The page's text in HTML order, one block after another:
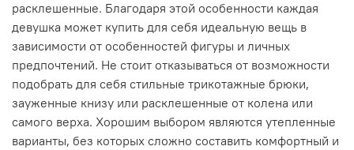
расклешенные. Благодаря этой особенности каждая
девушка может купить для себя идеальную вещь в
зависимости от особенностей фигуры и личных
предпочтений. Не стоит отказываться от возможности
подобрать для себя стильные трикотажные брюки,
зауженные книзу или расклешенные от колена или
самого верха. Хорошим выбором являются утепленные
варианты, без которых сложно составить комфортный и